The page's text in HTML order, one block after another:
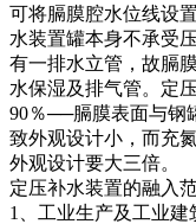
可将膈膜腔水位线设
水装置罐本身不承受
有一排水立管，故膈
水保湿及排气管。定
90％──膈膜表面与钢
致外观设计小，而充
外观设计要大三倍。
定压补水装置的融入范
1、工业生产及工业